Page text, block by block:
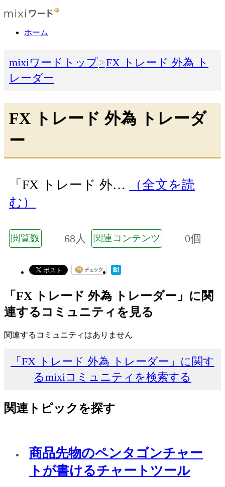
ホーム
mixiワードトップ
FX トレード 外為 ト
レーダー
FX トレード 外為 トレーダ
ー
「FX トレード 外…
（全文を読
む）
閲覧数 68人 関連コンテンツ 0個
「FX トレード 外為 トレーダー」に関
連するコミュニティを見る
関連するコミュニティはありません
「FX トレード 外為 トレーダー」に関す
るmixiコミュニティを検索する
関連トピックを探す
商品先物のペンタゴンチャー
トが書けるチャートツール